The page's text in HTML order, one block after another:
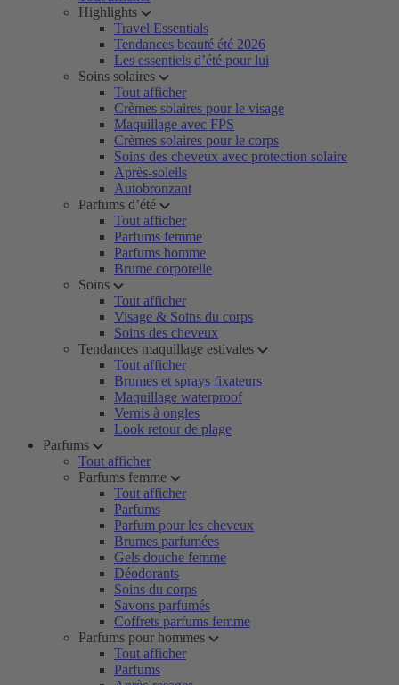
Highlights
Travel Essentials
Tendances beauté été 2026
Les essentiels d’été pour lui
Soins solaires
Tout afficher
Crèmes solaires pour le visage
Maquillage avec FPS
Crèmes solaires pour le corps
Soins des cheveux avec protection solaire
Après-soleils
Autobronzant
Parfums d’été
Tout afficher
Parfums femme
Parfums homme
Brume corporelle
Soins
Tout afficher
Visage & Soins du corps
Soins des cheveux
Tendances maquillage estivales
Tout afficher
Brumes et sprays fixateurs
Maquillage waterproof
Vernis à ongles
Look retour de plage
Parfums
Tout afficher
Parfums femme
Tout afficher
Parfums
Parfum pour les cheveux
Brumes parfumées
Gels douche femme
Déodorants
Soins du corps
Savons parfumés
Coffrets parfums femme
Parfums pour hommes
Tout afficher
Parfums